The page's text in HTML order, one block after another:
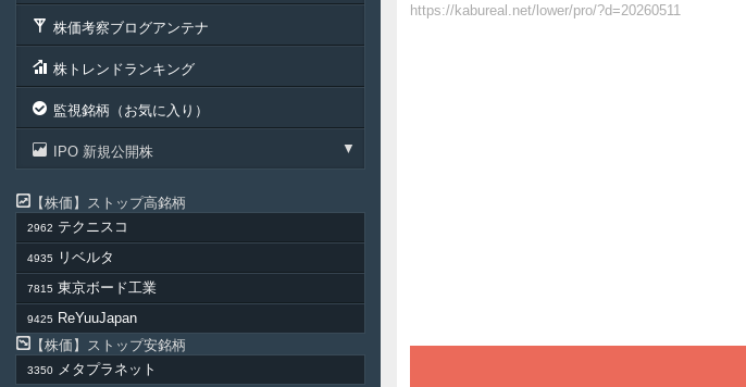
株価考察ブログアンテナ
株トレンドランキング
監視銘柄（お気に入り）
IPO 新規公開株
株価 ストップ高銘柄
2962 テクニスコ
4935 リベルタ
7815 東京ボード工業
9425
ReYuuJapan
株価
ストップ安銘柄
3350 メタプラネット
https://kabureal.net/lower/pro/?d=20260511